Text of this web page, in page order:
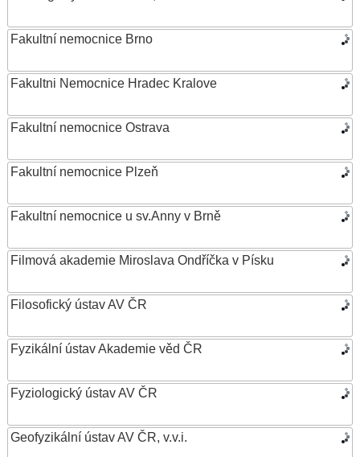
Fakultní nemocnice Brno
Fakultni Nemocnice Hradec Kralove
Fakultní nemocnice Ostrava
Fakultní nemocnice Plzeň
Fakultní nemocnice u sv.Anny v Brně
Filmová akademie Miroslava Ondříčka v Písku
Filosofický ústav AV ČR
Fyzikální ústav Akademie věd ČR
Fyziologický ústav AV ČR
Geofyzikální ústav AV ČR, v.v.i.